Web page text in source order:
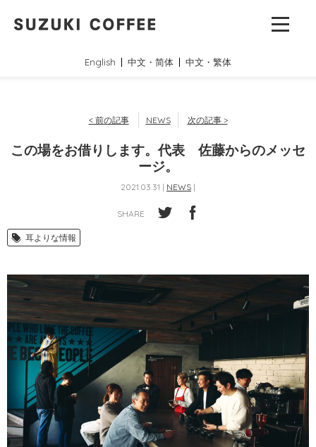
English 中文・简体 中文・繁体
< 前の記事 NEWS 次の記事 >
この場をお借りします。代表 佐藤からのメッセ
ージ。
2021.03.31 | NEWS |
SHARE
耳よりな情報